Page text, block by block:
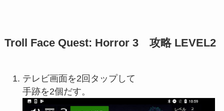
Troll Face Quest: Horror 3 攻略 LEVEL2
テレビ画面を2回タップして
手跡を2個だす。